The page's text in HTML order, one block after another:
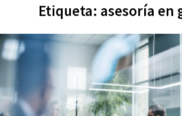
Etiqueta: asesoría en